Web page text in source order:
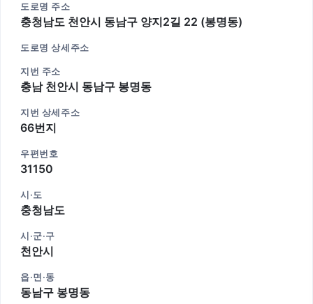
도로명 주소
충청남도 천안시 동남구 양지2길 22 (봉명동)
도로명 상세주소
지번 주소
충남 천안시 동남구 봉명동
지번 상세주소
66번지
우편번호
31150
시·도
충청남도
시·군·구
천안시
읍·면·동
동남구 봉명동